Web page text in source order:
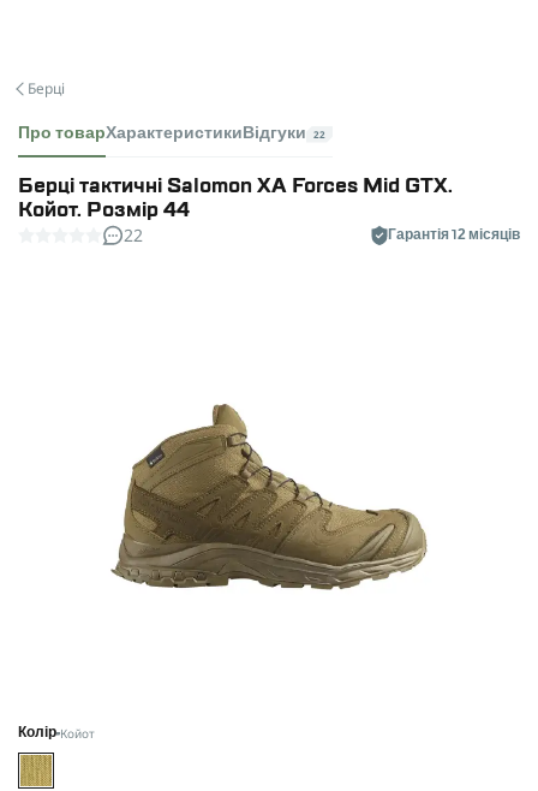
Берці
Про товарХарактеристики Відгуки 22
Берці тактичні Salomon XA Forces Mid GTX.
Койот. Розмір 44
22 Гарантія 12 місяців
Колір Койот